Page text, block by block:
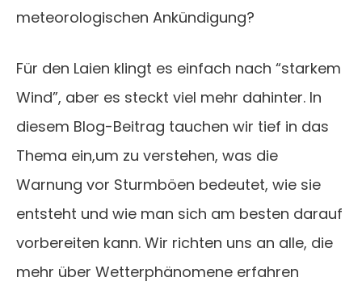
meteorologischen Ankündigung?
Für den Laien klingt es einfach nach “starkem
Wind”, aber es steckt viel mehr dahinter. In
diesem Blog-Beitrag tauchen wir tief in das
Thema ein,um zu verstehen, was die
Warnung vor Sturmböen bedeutet, wie sie
entsteht und wie man sich am besten darauf
vorbereiten kann. Wir richten uns an alle, die
mehr über Wetterphänomene erfahren